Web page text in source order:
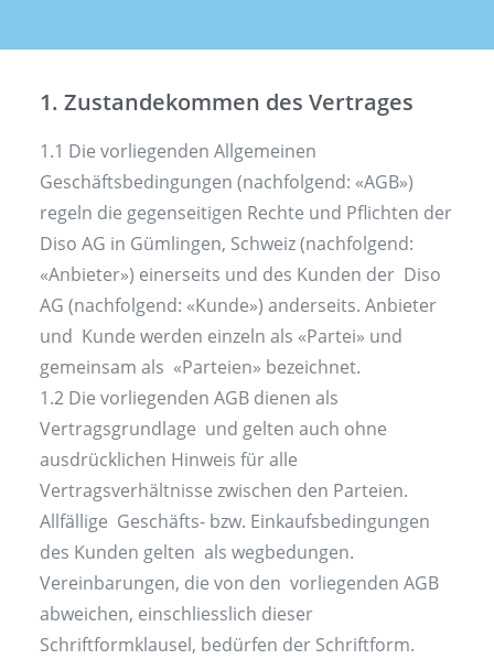
1. Zustandekommen des Vertrages
1.1 Die vorliegenden Allgemeinen
Geschäftsbedingungen (nachfolgend: «AGB»)
regeln die gegenseitigen Rechte und Pflichten der
Diso AG in Gümlingen, Schweiz (nachfolgend:
«Anbieter») einerseits und des Kunden der Diso
AG (nachfolgend: «Kunde») anderseits. Anbieter
und Kunde werden einzeln als «Partei» und
gemeinsam als «Parteien» bezeichnet.
1.2 Die vorliegenden AGB dienen als
Vertragsgrundlage und gelten auch ohne
ausdrücklichen Hinweis für alle
Vertragsverhältnisse zwischen den Parteien.
Allfällige Geschäfts- bzw. Einkaufsbedingungen
des Kunden gelten als wegbedungen.
Vereinbarungen, die von den vorliegenden AGB
abweichen, einschliesslich dieser
Schriftformklausel, bedürfen der Schriftform.